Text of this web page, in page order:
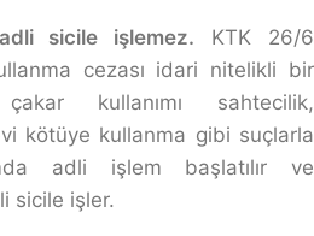
sicile işlemez. KTK 26/6
cezası idari nitelikli bir
kullanımı sahtecilik,
kötüye kullanma gibi suçlarla
adli işlem başlatılır ve
sicile işler.